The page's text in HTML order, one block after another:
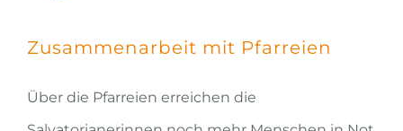
Zusammenarbeit mit Pfarreien
Über die Pfarreien erreichen die